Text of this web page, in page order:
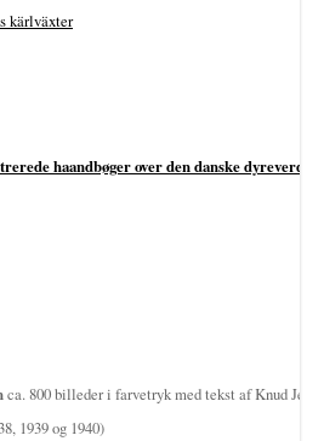
kärlväxter
haandbøger over den danske
ca. 800 billeder i farvetryk med tekst af Knud
1939 og 1940)